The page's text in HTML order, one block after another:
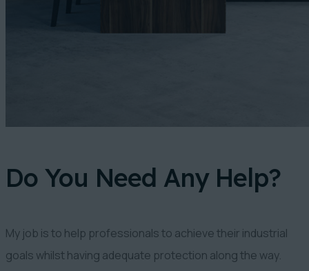
Do You Need Any Help?
My job is to help professionals to achieve their industrial
goals whilst having adequate protection along the way.